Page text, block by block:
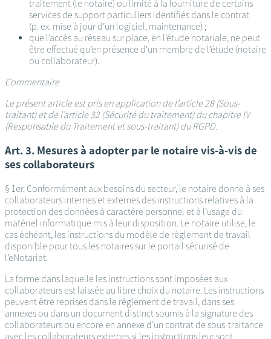
traitement (le notaire) ou limité à la fourniture de certains
services de support particuliers identifiés dans le contrat
(p. ex. mise à jour d’un logiciel, maintenance) ;
que l’accès au réseau sur place, en l’étude notariale, ne peut
être effectué qu’en présence d’un membre de l’étude (notaire
ou collaborateur).
Commentaire
Le présent article est pris en application de l’article 28 (Sous-
traitant) et de l’article 32 (Sécurité du traitement) du chapitre IV
(Responsable du Traitement et sous-traitant) du RGPD.
Art. 3. Mesures à adopter par le notaire vis-à-vis de
ses collaborateurs
§ 1er. Conformément aux besoins du secteur, le notaire donne à ses
collaborateurs internes et externes des instructions relatives à la
protection des données à caractère personnel et à l’usage du
matériel informatique mis à leur disposition. Le notaire utilise, le
cas échéant, les instructions du modèle de règlement de travail
disponible pour tous les notaires sur le portail sécurisé de
l’eNotariat.
La forme dans laquelle les instructions sont imposées aux
collaborateurs est laissée au libre choix du notaire. Les instructions
peuvent être reprises dans le règlement de travail, dans ses
annexes ou dans un document distinct soumis à la signature des
collaborateurs ou encore en annexe d’un contrat de sous-traitance
avec les collaborateurs externes si les instructions leur sont